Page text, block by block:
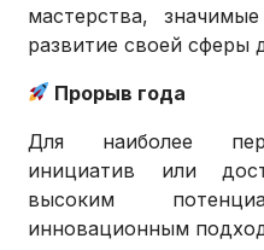
мастерства,
развитие своей сферы
Прорыв года
Для наиболее
инициатив или
высоким
инновационным